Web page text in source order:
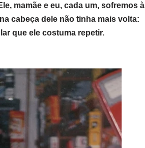
mamãe e eu, cada um, sofremos à
cabeça dele não tinha mais volta:
que ele costuma repetir.